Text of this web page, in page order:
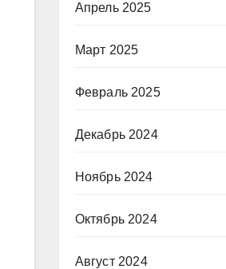
Апрель 2025
Март 2025
Февраль 2025
Декабрь 2024
Ноябрь 2024
Октябрь 2024
Август 2024